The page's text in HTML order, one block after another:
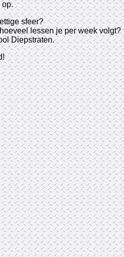
op.
sfeer?
lessen je per week volgt?
Diepstraten.